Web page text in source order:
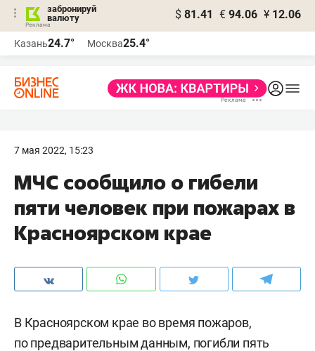
забронируй
валюту
$ 81.41 € 94.06 ¥ 12.06
Казань24.7° Москва25.4°
7 мая 2022, 15:23
МЧС сообщило о гибели
пяти человек при пожарах в
Красноярском крае
В Красноярском крае во время пожаров,
по предварительным данным, погибли пять